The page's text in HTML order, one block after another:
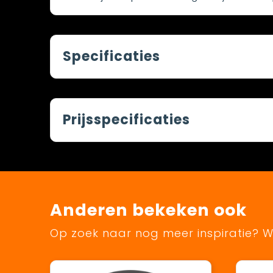
Specificaties
Prijsspecificaties
Anderen bekeken ook
Op zoek naar nog meer inspiratie?